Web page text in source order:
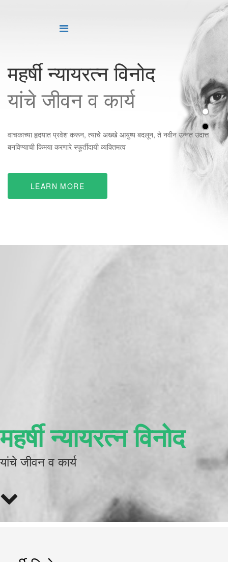
महर्षी न्यायरत्न विनोद
यांचे जीवन व कार्य
वाचकाच्या हृदयात प्रवेश करून, त्याचे अख्खे आयुष्य बदलून, ते नवीन उन्नत उदात्त
बनविण्याची किमया करणारे स्फूर्तीदायी व्यक्तिमत्व
LEARN MORE
महर्षी न्यायरत्न विनोद
यांचे जीवन व कार्य
वाचकाच्या हृदयात प्रवेश करून, त्याचे अख्खे आयुष्य बदलून, ते नवीन उन्नत उदात्त
बनविण्याची किमया करणारे स्फूर्तीदायी व्यक्तिमत्व
LEARN MORE
महर्षी न्यायरत्न विनोद
यांचे जीवन व कार्य